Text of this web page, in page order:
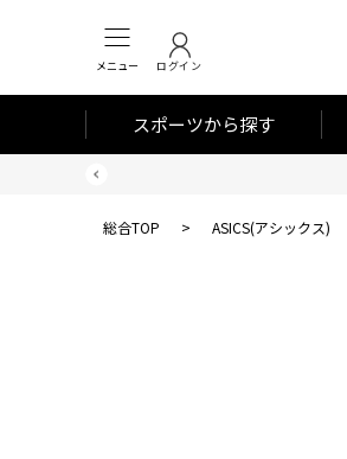
メニュー ログイン
スポーツから探す
総合TOP > ASICS(アシックス)